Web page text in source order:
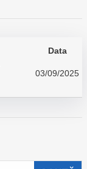
Data
03/09/2025